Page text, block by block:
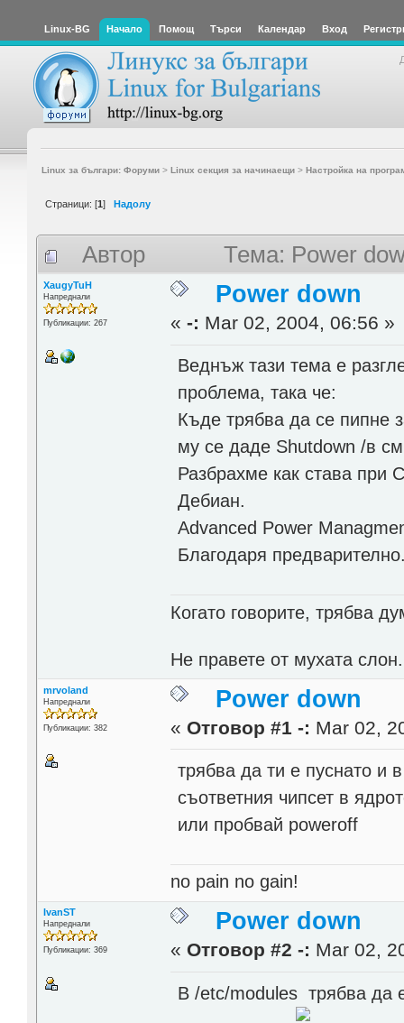
Linux-BG Начало Помощ Търси Календар Вход
Linux за българи: Форуми> Linux секция за начинаещи> Настройка на
Страници: [1] Надолу
Автор Тема: Power
XaugyTuH
Напреднали
Публикации: 267
Power down
«-: Mar 02, 2004, 06:56 »
Веднъж тази тема е
проблема, така че:
Къде трябва да се пипне
му се даде Shutdown /в
Разбрахме как става при
Дебиан.
Advanced Power
Благодаря
Когато говорите, трябва
Не правете от мухата
mrvoland
Напреднали
Публикации: 382
Power down
« Отговор #1 -: Mar 02,
трябва да ти е пуснато
съответния чипсет в
или пробвай poweroff
no pain no gain!
IvanST
Напреднали
Публикации: 369
Power down
« Отговор #2 -: Mar 02,
В /etc/modules трябва да